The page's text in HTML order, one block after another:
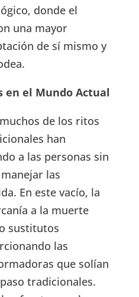
donde el
una mayor
de sí mismo y
en el Mundo Actual
de los ritos
han
a las personas sin
las
En este vacío, la
a la muerte
sustitutos
las
que solían
tradicionales.